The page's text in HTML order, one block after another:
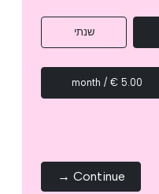
שנתי
5.00 € / month
Continue →